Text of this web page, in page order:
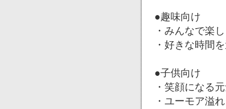
●趣味向け
・みんなで楽
・好きな時間
●子供向け
・笑顔になる
・ユーモア溢